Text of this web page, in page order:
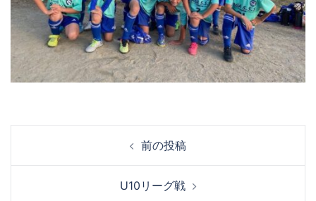
前の投稿
U10リーグ戦